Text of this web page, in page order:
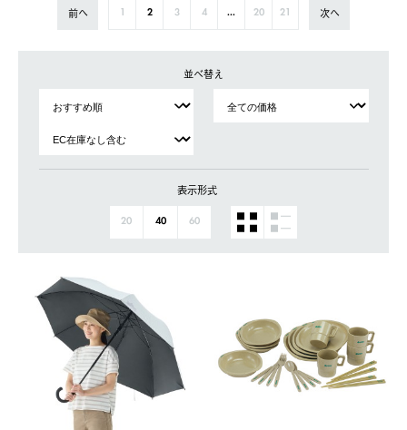
前へ 2 3 4 ... 20 21 次へ
並べ替え
表示形式
20 40 60